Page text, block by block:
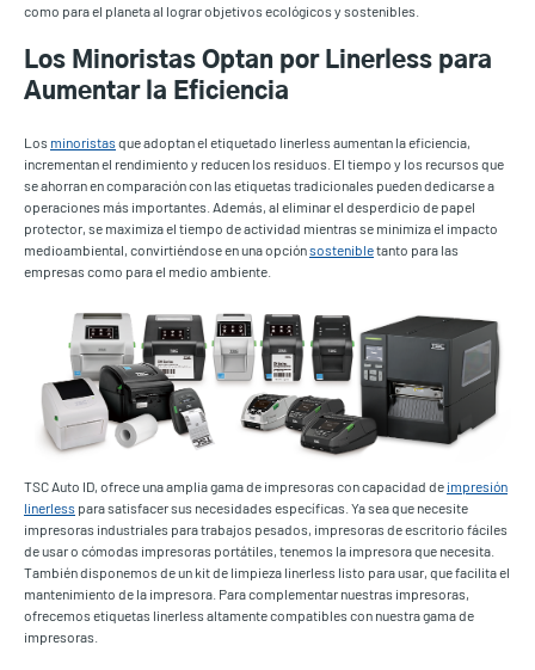
como para el planeta al lograr objetivos ecológicos y sostenibles.
Los Minoristas Optan por Linerless para
Aumentar la Eficiencia
Los minoristasque adoptan el etiquetado linerless aumentan la eficiencia,
incrementan el rendimiento y reducen los residuos. El tiempo y los recursos que
se ahorran en comparación con las etiquetas tradicionales pueden dedicarse a
operaciones más importantes. Además, al eliminar el desperdicio de papel
protector, se maximiza el tiempo de actividad mientras se minimiza el impacto
medioambiental, convirtiéndose en una opciónsostenibletanto para las
empresas como para el medio ambiente.
TSC Auto ID, ofrece una amplia gama de impresoras con capacidad de impresión
linerless para satisfacer sus necesidades específicas. Ya sea que necesite
impresoras industriales para trabajos pesados, impresoras de escritorio fáciles
de usar o cómodas impresoras portátiles, tenemos la impresora que necesita.
También disponemos de un kit de limpieza linerless listo para usar, que facilita el
mantenimiento de la impresora. Para complementar nuestras impresoras,
ofrecemos etiquetas linerless altamente compatibles con nuestra gama de
impresoras.